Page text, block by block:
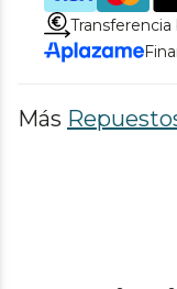
Transferencia
Más